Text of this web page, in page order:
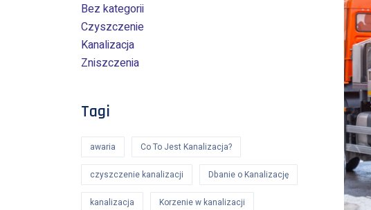
Bez kategorii
Czyszczenie
Kanalizacja
Zniszczenia
Tagi
awaria Co To Jest Kanalizacja?
czyszczenie kanalizacji Dbanie o Kanalizację
kanalizacja Korzenie w kanalizacji